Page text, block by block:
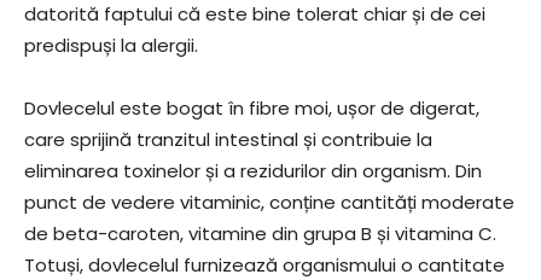
datorită faptului că este bine tolerat chiar și de cei
predispuși la alergii.
Dovlecelul este bogat în fibre moi, ușor de digerat,
care sprijină tranzitul intestinal și contribuie la
eliminarea toxinelor și a rezidurilor din organism. Din
punct de vedere vitaminic, conține cantități moderate
de beta-caroten, vitamine din grupa B și vitamina C.
Totuși, dovlecelul furnizează organismului o cantitate